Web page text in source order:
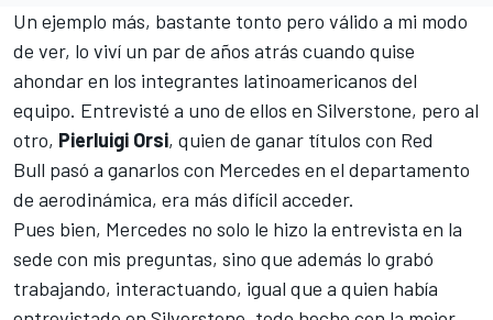
Un ejemplo más, bastante tonto pero válido a mi modo
de ver, lo viví un par de años atrás cuando quise
ahondar en los integrantes latinoamericanos del
equipo. Entrevisté a uno de ellos en Silverstone, pero al
otro, Pierluigi Orsi, quien de ganar títulos con Red
Bull pasó a ganarlos con Mercedes en el departamento
de aerodinámica, era más difícil acceder.
Pues bien, Mercedes no solo le hizo la entrevista en la
sede con mis preguntas, sino que además lo grabó
trabajando, interactuando, igual que a quien había